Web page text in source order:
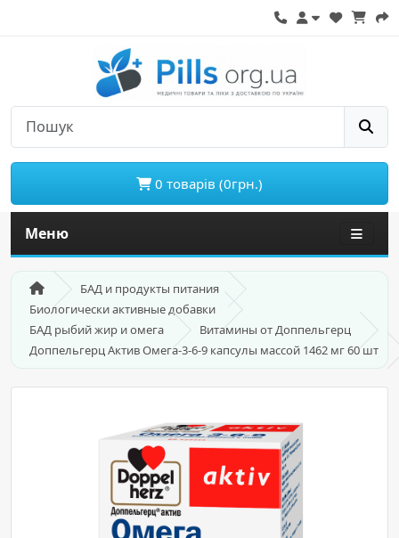
0 товарів (0грн.)
Меню
БАД и продукты питания
Биологически активные добавки
БАД рыбий жир и омега
Витамины от Доппельгерц
Доппельгерц Актив Омега-3-6-9 капсулы массой 1462 мг 60 шт